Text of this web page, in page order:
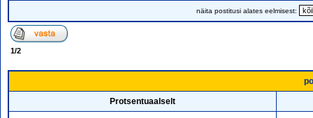
näita postitusi alates eelmisest:
1/2
Protsentuaalselt